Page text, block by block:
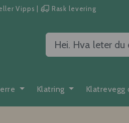
Vipps | Rask levering
Klatring Klatrevegg